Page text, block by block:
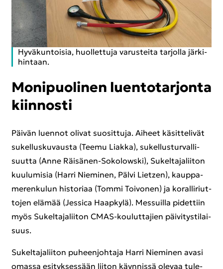
Hy­vä­kun­toi­sia, huol­let­tu­ja va­rus­tei­ta tar­jol­la jär­ki­
hin­taan.
Mo­ni­puo­li­nen luen­to­tar­jon­ta
kiin­nos­ti
Päi­vän luen­not oli­vat suo­sit­tu­ja. Ai­heet kä­sit­te­li­vät
su­kel­lus­ku­vaus­ta (Teemu Liak­ka), su­kel­lus­tur­val­li­
suut­ta (Anne Räisänen-​Sokolowski), Su­kel­ta­ja­lii­ton
kuu­lu­mi­sia (Harri Nie­mi­nen, Pälvi Lietzen), kaup­pa­
me­ren­ku­lun his­to­ri­aa (Tommi Toi­vo­nen) ja ko­ral­li­riut­
to­jen elä­mää (Jes­sica Haap­ky­lä). Mes­suil­la pi­det­tiin
myös Su­kel­ta­ja­lii­ton CMAS-​kouluttajien päi­vi­tys­ti­lai­
suus.
Su­kel­ta­ja­lii­ton pu­heen­joh­ta­ja Harri Nie­mi­nen avasi
omas­sa esi­tyk­ses­sään lii­ton käyn­nis­sä ole­vaa tu­le­